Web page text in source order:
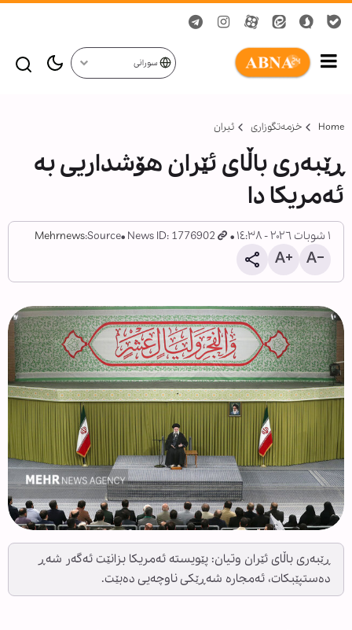
سورانی
Home خزمەتگوزاری ئیران
ڕێبەری باڵای ئێران هۆشداریی بە
ئەمریکا دا
١ شوبات ٢٠٢٦ - ١٤:٣٨ News ID: 1776902
Source:
Mehrnews
ڕێبەری باڵای ئێران وتیان: پێویستە ئەمریکا بزانێت ئەگەر شەڕ
دەستپێبکات، ئەمجارە شەڕێکی ناوچەیی دەبێت.